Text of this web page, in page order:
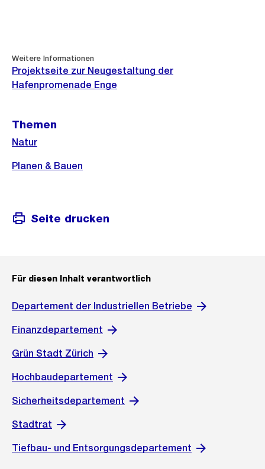
Informationen
Weitere Informationen
Projektseite zur Neugestaltung der
Hafenpromenade Enge
Themen
Natur
Planen & Bauen
Seite drucken
Für diesen Inhalt verantwortlich
Departement der Industriellen Betriebe
Finanzdepartement
Grün Stadt Zürich
Hochbaudepartement
Sicherheitsdepartement
Stadtrat
Tiefbau- und Entsorgungsdepartement